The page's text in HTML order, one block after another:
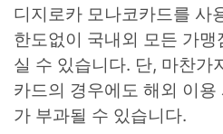
디지로카 모나코카드를 사
한도없이 국내외 모든 가맹
실 수 있습니다. 단, 마찬가
카드의 경우에도 해외 이
가 부과될 수 있습니다.